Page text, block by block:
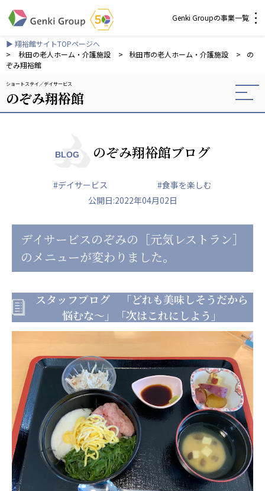
Genki Groupの事業一覧
介護・福祉
社会福祉法人 元気村グループ
社会福祉法人元気村
社会福祉法人長寿の森
株式会社 サンガジャパン
株式会社日本遮蔽技研
株式会社Genkiリレーションズ
一般社団法人 日本高齢者福祉協会
日本高齢者福祉協会
株式会社 爽やかな風沖縄
爽やかな風 中部エリア
爽やかな風 那覇エリア
株式会社 鷹揚館
鷹揚館
社会福祉法人 共生会
特別養護老人ホーム 共生の家
株式会社 アジアメデカ元気事業団
アジアメデカ元気事業団
株式会社 爽やかな風九州
爽やかな風九州
株式会社 七星
七星
社会福祉法人 福ふく
株式会社 せきれい
▶ 翔裕館サイトTOPページへ
>
秋田の老人ホーム・介護施設 > 秋田市の老人ホーム・介護施設 >
の
ぞみ翔裕館
ショートステイ デイサービス
のぞみ翔裕館
BLOG のぞみ翔裕館ブログ
#デイサービス
#食事を楽しむ
公開日:2022年04月02日
デイサービスのぞみの［元気レストラン］
のメニューが変わりました。
スタッフブログ 「どれも美味しそうだから
悩むな〜」「次はこれにしよう」